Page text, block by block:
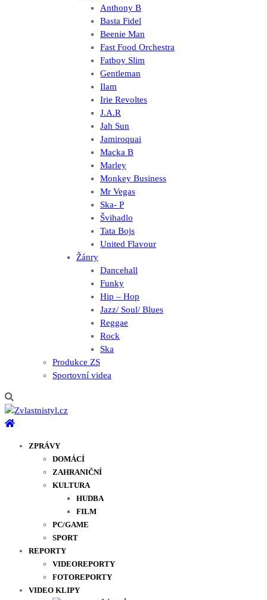
Anthony B
Basta Fidel
Beenie Man
Fast Food Orchestra
Fatboy Slim
Gentleman
Ilam
Irie Revoltes
J.A.R
Jah Sun
Jamiroquai
Macka B
Marley
Monkey Business
Mr Vegas
Ska- P
Švihadlo
Tata Bojs
United Flavour
Žánry
Dancehall
Funky
Hip – Hop
Jazz/ Soul/ Blues
Reggae
Rock
Ska
Produkce ZS
Sportovní videa
ZPRÁVY
DOMÁCÍ
ZAHRANIČNÍ
KULTURA
HUDBA
FILM
PC/GAME
SPORT
REPORTY
VIDEOREPORTY
FOTOREPORTY
VIDEO KLIPY